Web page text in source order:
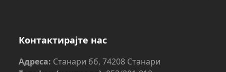
Контактирајте нас
Адреса: Станари бб, 74208 Станари